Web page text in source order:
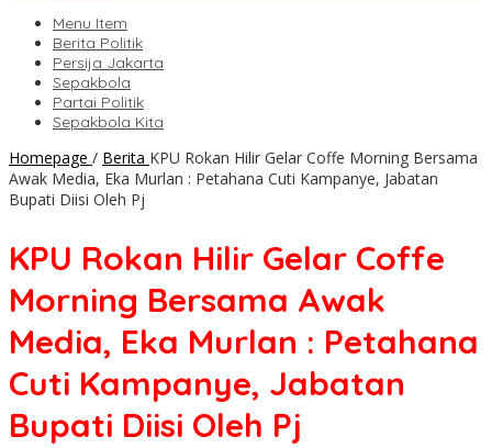
Menu Item
Berita Politik
Persija Jakarta
Sepakbola
Partai Politik
Sepakbola Kita
Homepage / Berita KPU Rokan Hilir Gelar Coffe Morning Bersama
Awak Media, Eka Murlan : Petahana Cuti Kampanye, Jabatan
Bupati Diisi Oleh Pj
KPU Rokan Hilir Gelar Coffe
Morning Bersama Awak
Media, Eka Murlan : Petahana
Cuti Kampanye, Jabatan
Bupati Diisi Oleh Pj